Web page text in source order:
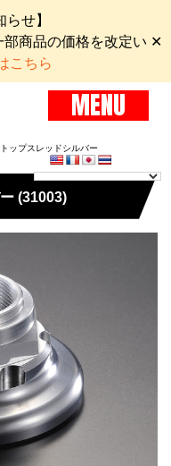
せ】
商品の価格を改定い
こちら
✕
MENU
ップスレッドシルバー
(31003)